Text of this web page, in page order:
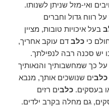
ואי-מזל שניתן לשנותו.
רווח גדול וחברים
בעל איכויות טובות, מציין
כיכלב דם עוקב אחריך,
יש סכנה רבה לנפילתך.
כך שמחשבותיך והנאותיך
כלבים שנושכים אותך, מנבא
או בעסקים.כלבים רזים
גם מחלה בקרב ילדים.